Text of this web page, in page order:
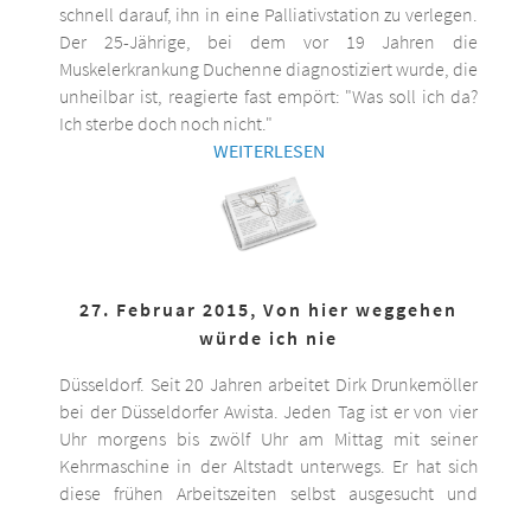
schnell darauf, ihn in eine Palliativstation zu verlegen.
Der 25-Jährige, bei dem vor 19 Jahren die
Muskelerkrankung Duchenne diagnostiziert wurde, die
unheilbar ist, reagierte fast empört: "Was soll ich da?
Ich sterbe doch noch nicht."
WEITERLESEN
27. Februar 2015, Von hier weggehen
würde ich nie
Düsseldorf. Seit 20 Jahren arbeitet Dirk Drunkemöller
bei der Düsseldorfer Awista. Jeden Tag ist er von vier
Uhr morgens bis zwölf Uhr am Mittag mit seiner
Kehrmaschine in der Altstadt unterwegs. Er hat sich
diese frühen Arbeitszeiten selbst ausgesucht und